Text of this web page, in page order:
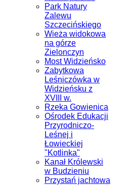
Park Natury
Zalewu
Szczecińskiego
Wieża widokowa
na górze
Zielonczyn
Most Widzieńsko
Zabytkowa
Leśniczówka w
Widzieńsku z
XVIII w.
Rzeka Gowienica
Ośrodek Edukacji
Przyrodniczo-
Leśnej i
Łowieckiej
"Kotlinka"
Kanał Królewski
w Budzieniu
Przystań jachtowa